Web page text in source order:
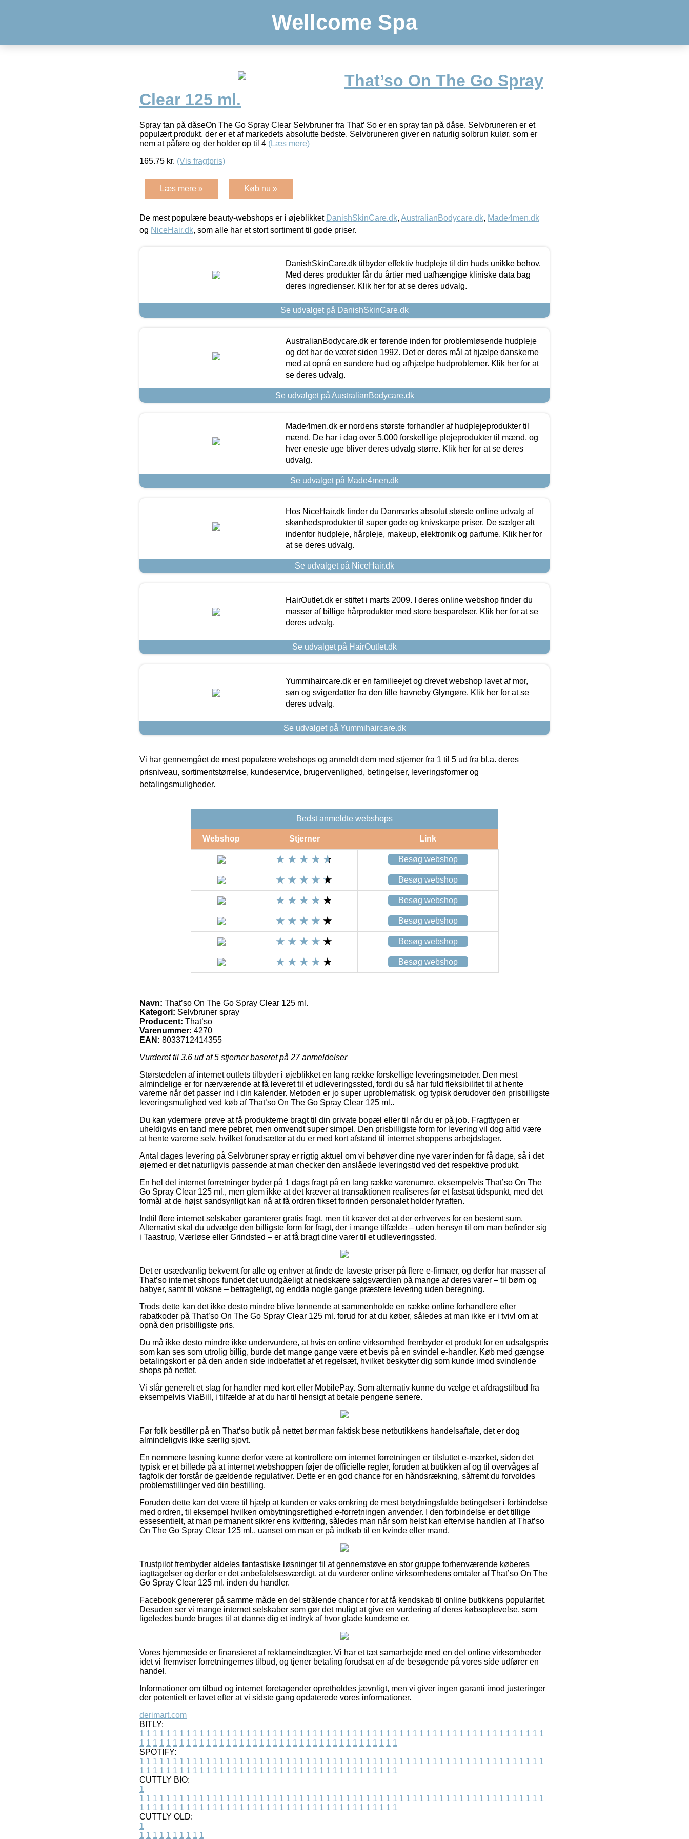
Wellcome Spa
That’so On The Go Spray
Clear 125 ml.
Spray tan på dåseOn The Go Spray Clear Selvbruner fra That’ So er en spray tan på dåse. Selvbruneren er et
populært produkt, der er et af markedets absolutte bedste. Selvbruneren giver en naturlig solbrun kulør, som er
nem at påføre og der holder op til 4 (Læs mere)
165.75 kr. (Vis fragtpris)
Læs mere » Køb nu »
De mest populære beauty-webshops er i øjeblikket DanishSkinCare.dk, AustralianBodycare.dk, Made4men.dk
og NiceHair.dk, som alle har et stort sortiment til gode priser.
DanishSkinCare.dk tilbyder effektiv hudpleje til din huds unikke behov.
Med deres produkter får du årtier med uafhængige kliniske data bag
deres ingredienser. Klik her for at se deres udvalg.
Se udvalget på DanishSkinCare.dk
AustralianBodycare.dk er førende inden for problemløsende hudpleje
og det har de været siden 1992. Det er deres mål at hjælpe danskerne
med at opnå en sundere hud og afhjælpe hudproblemer. Klik her for at
se deres udvalg.
Se udvalget på AustralianBodycare.dk
Made4men.dk er nordens største forhandler af hudplejeprodukter til
mænd. De har i dag over 5.000 forskellige plejeprodukter til mænd, og
hver eneste uge bliver deres udvalg større. Klik her for at se deres
udvalg.
Se udvalget på Made4men.dk
Hos NiceHair.dk finder du Danmarks absolut største online udvalg af
skønhedsprodukter til super gode og knivskarpe priser. De sælger alt
indenfor hudpleje, hårpleje, makeup, elektronik og parfume. Klik her for
at se deres udvalg.
Se udvalget på NiceHair.dk
HairOutlet.dk er stiftet i marts 2009. I deres online webshop finder du
masser af billige hårprodukter med store besparelser. Klik her for at se
deres udvalg.
Se udvalget på HairOutlet.dk
Yummihaircare.dk er en familieejet og drevet webshop lavet af mor,
søn og svigerdatter fra den lille havneby Glyngøre. Klik her for at se
deres udvalg.
Se udvalget på Yummihaircare.dk
Vi har gennemgået de mest populære webshops og anmeldt dem med stjerner fra 1 til 5 ud fra bl.a. deres
prisniveau, sortimentstørrelse, kundeservice, brugervenlighed, betingelser, leveringsformer og
betalingsmuligheder.
Bedst anmeldte webshops
Webshop Stjerner Link
Besøg webshop
Besøg webshop
Besøg webshop
Besøg webshop
Besøg webshop
Besøg webshop
Navn: That’so On The Go Spray Clear 125 ml.
Kategori: Selvbruner spray
Producent: That’so
Varenummer: 4270
EAN: 8033712414355
Vurderet til 3.6 ud af 5 stjerner baseret på 27anmeldelser
Størstedelen af internet outlets tilbyder i øjeblikket en lang række forskellige leveringsmetoder. Den mest
almindelige er for nærværende at få leveret til et udleveringssted, fordi du så har fuld fleksibilitet til at hente
varerne når det passer ind i din kalender. Metoden er jo super uproblematisk, og typisk derudover den prisbilligste
leveringsmulighed ved køb af That’so On The Go Spray Clear 125 ml..
Du kan ydermere prøve at få produkterne bragt til din private bopæl eller til når du er på job. Fragttypen er
uheldigvis en tand mere pebret, men omvendt super simpel. Den prisbilligste form for levering vil dog altid være
at hente varerne selv, hvilket forudsætter at du er med kort afstand til internet shoppens arbejdslager.
Antal dages levering på Selvbruner spray er rigtig aktuel om vi behøver dine nye varer inden for få dage, så i det
øjemed er det naturligvis passende at man checker den anslåede leveringstid ved det respektive produkt.
En hel del internet forretninger byder på 1 dags fragt på en lang række varenumre, eksempelvis That’so On The
Go Spray Clear 125 ml., men glem ikke at det kræver at transaktionen realiseres før et fastsat tidspunkt, med det
formål at de højst sandsynligt kan nå at få ordren fikset forinden personalet holder fyraften.
Indtil flere internet selskaber garanterer gratis fragt, men tit kræver det at der erhverves for en bestemt sum.
Alternativt skal du udvælge den billigste form for fragt, der i mange tilfælde – uden hensyn til om man befinder sig
i Taastrup, Værløse eller Grindsted – er at få bragt dine varer til et udleveringssted.
Det er usædvanlig bekvemt for alle og enhver at finde de laveste priser på flere e-firmaer, og derfor har masser af
That’so internet shops fundet det uundgåeligt at nedskære salgsværdien på mange af deres varer – til børn og
babyer, samt til voksne – betragteligt, og endda nogle gange præstere levering uden beregning.
Trods dette kan det ikke desto mindre blive lønnende at sammenholde en række online forhandlere efter
rabatkoder på That’so On The Go Spray Clear 125 ml. forud for at du køber, således at man ikke er i tvivl om at
opnå den prisbilligste pris.
Du må ikke desto mindre ikke undervurdere, at hvis en online virksomhed frembyder et produkt for en udsalgspris
som kan ses som utrolig billig, burde det mange gange være et bevis på en svindel e-handler. Køb med gængse
betalingskort er på den anden side indbefattet af et regelsæt, hvilket beskytter dig som kunde imod svindlende
shops på nettet.
Vi slår generelt et slag for handler med kort eller MobilePay. Som alternativ kunne du vælge et afdragstilbud fra
eksempelvis ViaBill, i tilfælde af at du har til hensigt at betale pengene senere.
Før folk bestiller på en That’so butik på nettet bør man faktisk bese netbutikkens handelsaftale, det er dog
almindeligvis ikke særlig sjovt.
En nemmere løsning kunne derfor være at kontrollere om internet forretningen er tilsluttet e-mærket, siden det
typisk er et billede på at internet webshoppen føjer de officielle regler, foruden at butikken af og til overvåges af
fagfolk der forstår de gældende regulativer. Dette er en god chance for en håndsrækning, såfremt du forvoldes
problemstillinger ved din bestilling.
Foruden dette kan det være til hjælp at kunden er vaks omkring de mest betydningsfulde betingelser i forbindelse
med ordren, til eksempel hvilken ombytningsrettighed e-forretningen anvender. I den forbindelse er det tillige
essesentielt, at man permanent sikrer ens kvittering, således man når som helst kan eftervise handlen af That’so
On The Go Spray Clear 125 ml., uanset om man er på indkøb til en kvinde eller mand.
Trustpilot frembyder aldeles fantastiske løsninger til at gennemstøve en stor gruppe forhenværende køberes
iagttagelser og derfor er det anbefalelsesværdigt, at du vurderer online virksomhedens omtaler af That’so On The
Go Spray Clear 125 ml. inden du handler.
Facebook genererer på samme måde en del strålende chancer for at få kendskab til online butikkens popularitet.
Desuden ser vi mange internet selskaber som gør det muligt at give en vurdering af deres købsoplevelse, som
ligeledes burde bruges til at danne dig et indtryk af hvor glade kunderne er.
Vores hjemmeside er finansieret af reklameindtægter. Vi har et tæt samarbejde med en del online virksomheder
idet vi fremviser forretningernes tilbud, og tjener betaling forudsat en af de besøgende på vores side udfører en
handel.
Informationer om tilbud og internet foretagender opretholdes jævnligt, men vi giver ingen garanti imod justeringer
der potentielt er lavet efter at vi sidste gang opdaterede vores informationer.
derimart.com
BITLY:
1 1 1 1 1 1 1 1 1 1 1 1 1 1 1 1 1 1 1 1 1 1 1 1 1 1 1 1 1 1 1 1 1 1 1 1 1 1 1 1 1 1 1 1 1 1 1 1 1 1 1 1 1 1 1 1 1 1 1 1 1
1 1 1 1 1 1 1 1 1 1 1 1 1 1 1 1 1 1 1 1 1 1 1 1 1 1 1 1 1 1 1 1 1 1 1 1 1 1 1
SPOTIFY:
1 1 1 1 1 1 1 1 1 1 1 1 1 1 1 1 1 1 1 1 1 1 1 1 1 1 1 1 1 1 1 1 1 1 1 1 1 1 1 1 1 1 1 1 1 1 1 1 1 1 1 1 1 1 1 1 1 1 1 1 1
1 1 1 1 1 1 1 1 1 1 1 1 1 1 1 1 1 1 1 1 1 1 1 1 1 1 1 1 1 1 1 1 1 1 1 1 1 1 1
CUTTLY BIO:
1
1 1 1 1 1 1 1 1 1 1 1 1 1 1 1 1 1 1 1 1 1 1 1 1 1 1 1 1 1 1 1 1 1 1 1 1 1 1 1 1 1 1 1 1 1 1 1 1 1 1 1 1 1 1 1 1 1 1 1 1 1
1 1 1 1 1 1 1 1 1 1 1 1 1 1 1 1 1 1 1 1 1 1 1 1 1 1 1 1 1 1 1 1 1 1 1 1 1 1 1
CUTTLY OLD:
1
1 1 1 1 1 1 1 1 1 1